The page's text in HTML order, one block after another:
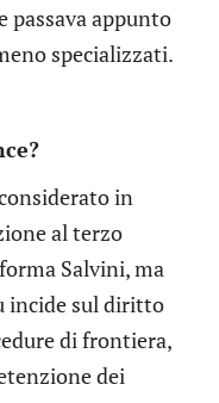
passava appunto
specializzati.
in
al terzo
Salvini, ma
incide sul diritto
di frontiera,
dei